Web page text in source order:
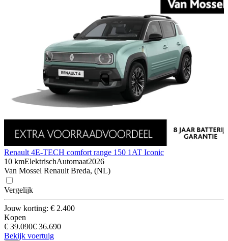
Renault 4E-TECH comfort range 150 1AT Iconic
10 kmElektrischAutomaat2026
Van Mossel Renault Breda, (NL)
Vergelijk
Jouw korting: € 2.400
Kopen
€ 39.090€ 36.690
Bekijk voertuig